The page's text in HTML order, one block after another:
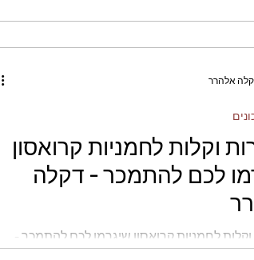
וקלות לחמניות קרואסון
לכם להתמכר - דקלה
לחמניות קרואסון שיגרמו לכם להתמכר -
אלהרר